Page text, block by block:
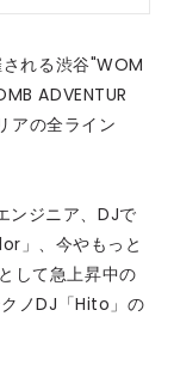
れる渋谷"WOM
ADVENTUR
アの全ライン
ンジニア、DJで
」、今やもっと
して急上昇中の
ノDJ「Hito」の